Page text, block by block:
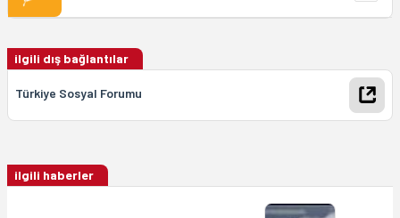
ilgili dış bağlantılar
Türkiye Sosyal Forumu
ilgili haberler